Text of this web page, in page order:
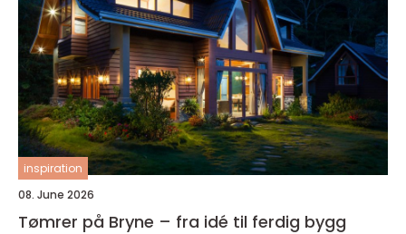
inspiration
08. June 2026
Tømrer på Bryne – fra idé til ferdig bygg